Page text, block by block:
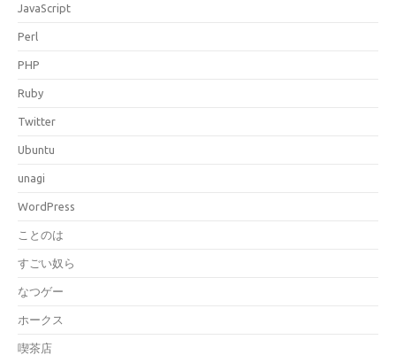
JavaScript
Perl
PHP
Ruby
Twitter
Ubuntu
unagi
WordPress
ことのは
すごい奴ら
なつゲー
ホークス
喫茶店